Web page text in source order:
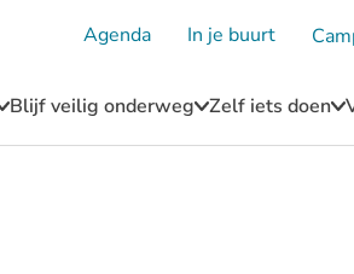
Submenu
Leer
Blijf veilig onderweg Submenu
Blijf
Zelf iets doen
Agenda In je buurt